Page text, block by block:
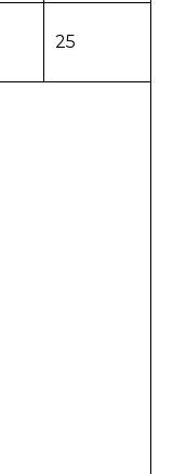
25